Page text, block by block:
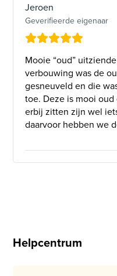
Jeroen
Geverifieerde eigenaar
Mooie “oud”
verbouwing was de
gesneuveld en die
toe. Deze is mooi
erbij zitten zijn wel
daarvoor hebben we
Helpcentrum